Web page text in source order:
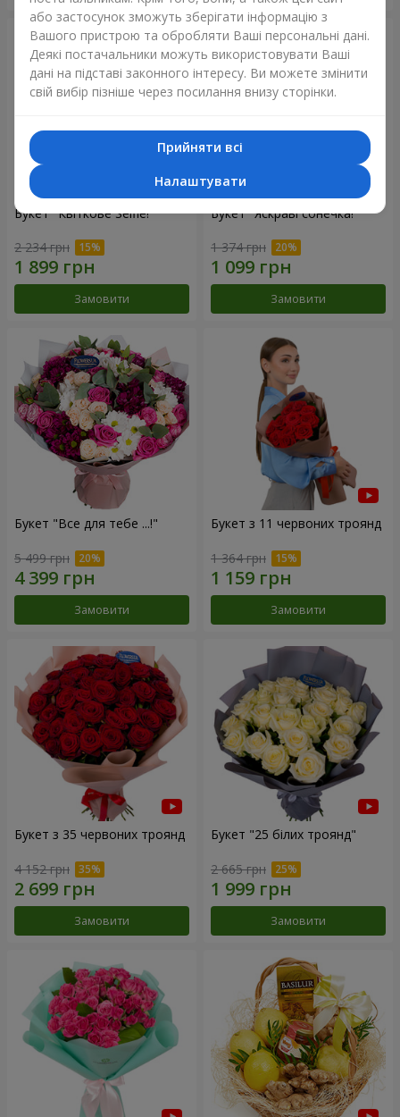
Букет "Квіткове Selfie!"
2 234 грн
Замовити
Букет "Яскраві сонечка!"
1 374 грн
Замовити
Букет "Все для тебе ...!"
5 499 грн
Замовити
Букет з 11 червоних троянд
1 364 грн
Замовити
Букет з 35 червоних троянд
4 152 грн
Замовити
Букет "25 білих троянд"
2 665 грн
Замовити
або застосунок зможуть зберігати інформацію з
Вашого пристрою та обробляти Ваші персональні дані.
Деякі постачальники можуть використовувати Ваші
дані на підставі законного інтересу. Ви можете змінити
свій вибір пізніше через посилання внизу сторінки.
Прийняти всі
Налаштувати